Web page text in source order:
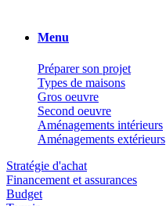
Menu
Préparer son projet
Types de maisons
Gros oeuvre
Second oeuvre
Aménagements intérieurs
Aménagements extérieurs
Stratégie d'achat
Financement et assurances
Budget